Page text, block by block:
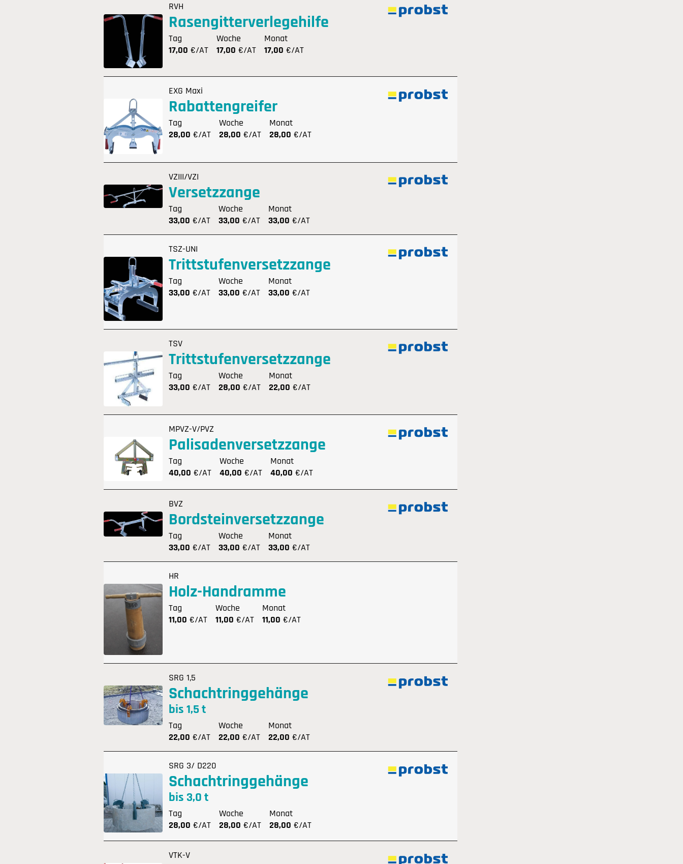
RVH
Rasengitterverlegehilfe
Tag
17,00 €/AT
Woche
17,00 €/AT
Monat
17,00 €/AT
EXG Maxi
Rabattengreifer
Tag
28,00 €/AT
Woche
28,00 €/AT
Monat
28,00 €/AT
VZIII/VZI
Versetzzange
Tag
33,00 €/AT
Woche
33,00 €/AT
Monat
33,00 €/AT
TSZ-UNI
Trittstufenversetzzange
Tag
33,00 €/AT
Woche
33,00 €/AT
Monat
33,00 €/AT
TSV
Trittstufenversetzzange
Tag
33,00 €/AT
Woche
28,00 €/AT
Monat
22,00 €/AT
MPVZ-V/PVZ
Palisadenversetzzange
Tag
40,00 €/AT
Woche
40,00 €/AT
Monat
40,00 €/AT
BVZ
Bordsteinversetzzange
Tag
33,00 €/AT
Woche
33,00 €/AT
Monat
33,00 €/AT
HR
Holz-Handramme
Tag
11,00 €/AT
Woche
11,00 €/AT
Monat
11,00 €/AT
SRG 1,5
Schachtringgehänge
bis 1,5 t
Tag
22,00 €/AT
Woche
22,00 €/AT
Monat
22,00 €/AT
SRG 3/ D220
Schachtringgehänge
bis 3,0 t
Tag
28,00 €/AT
Woche
28,00 €/AT
Monat
28,00 €/AT
VTK-V